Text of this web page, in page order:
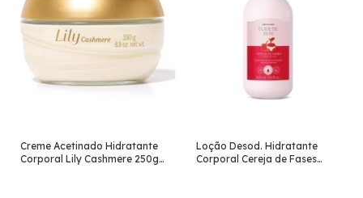
Creme Acetinado Hidratante
Corporal Lily Cashmere 250g
Loção Desod. Hidratante
Corporal Cereja de Fases